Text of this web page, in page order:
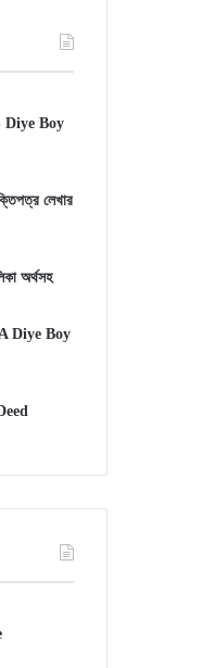
Diye Boy
লেখার
অর্থসহ
A Diye Boy